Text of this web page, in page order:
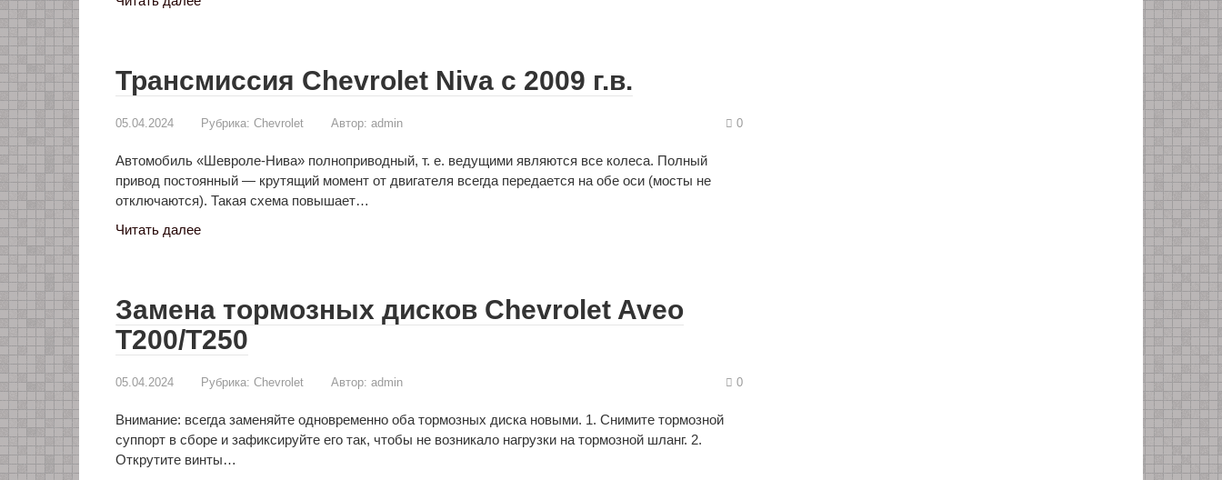
Трансмиссия Chevrolet Niva с 2009 г.в.
05.04.2024 Рубрика: Chevrolet Автор: admin 0
Автомобиль «Шевроле-Нива» полноприводный, т. е. ведущими являются все колеса. Полный
привод постоянный — крутящий момент от двигателя всегда передается на обе оси (мосты не
отключаются). Такая схема повышает…
Читать далее
Замена тормозных дисков Chevrolet Aveo
T200/T250
05.04.2024 Рубрика: Chevrolet Автор: admin 0
Внимание: всегда заменяйте одновременно оба тормозных диска новыми. 1. Снимите тормозной
суппорт в сборе и зафиксируйте его так, чтобы не возникало нагрузки на тормозной шланг. 2.
Открутите винты…